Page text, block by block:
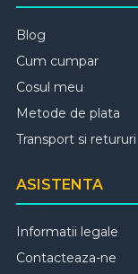
Blog
Cum cumpar
Cosul meu
Metode de plata
Transport si retururi
ASISTENTA
Informatii legale
Contacteaza-ne